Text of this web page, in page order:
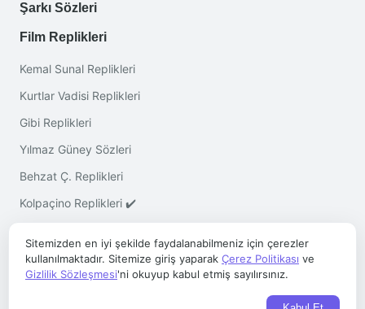
Şarkı Sözleri
Film Replikleri
Kemal Sunal Replikleri
Kurtlar Vadisi Replikleri
Gibi Replikleri
Yılmaz Güney Sözleri
Behzat Ç. Replikleri
Kolpaçino Replikleri ✔️
- Her Hakkı Saklıdır
Sitemizden en iyi şekilde faydalanabilmeniz için çerezler
kullanılmaktadır. Sitemize giriş yaparak Çerez Politikası ve
Gizlilik Sözleşmesi'ni okuyup kabul etmiş sayılırsınız.